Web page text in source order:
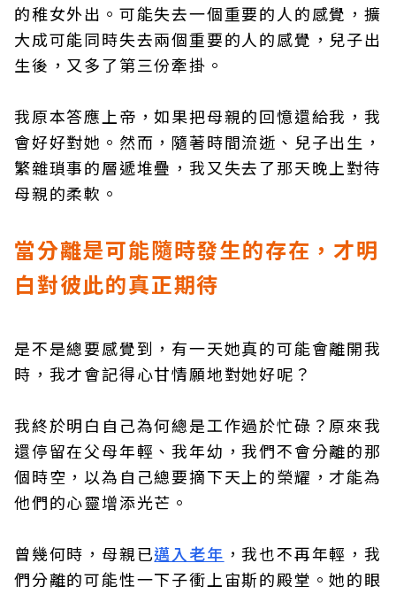
的稚女外出。可能失去一個重要的人的感覺，擴
大成可能同時失去兩個重要的人的感覺，兒子出
生後，又多了第三份牽掛。
我原本答應上帝，如果把母親的回憶還給我，我
會好好對她。然而，隨著時間流逝、兒子出生，
繁雜瑣事的層遞堆疊，我又失去了那天晚上對待
母親的柔軟。
當分離是可能隨時發生的存在，才明
白對彼此的真正期待
是不是總要感覺到，有一天她真的可能會離開我
時，我才會記得心甘情願地對她好呢？
我終於明白自己為何總是工作過於忙碌？原來我
還停留在父母年輕、我年幼，我們不會分離的那
個時空，以為自己總要摘下天上的榮耀，才能為
他們的心靈增添光芒。
曾幾何時，母親已邁入老年 ，我也不再年輕，我
們分離的可能性一下子衝上宙斯的殿堂。她的眼